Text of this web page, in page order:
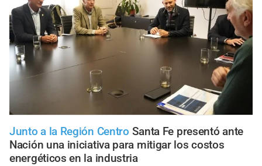
Junto a la Región Centro Santa Fe presentó ante
Nación una iniciativa para mitigar los costos
energéticos en la industria